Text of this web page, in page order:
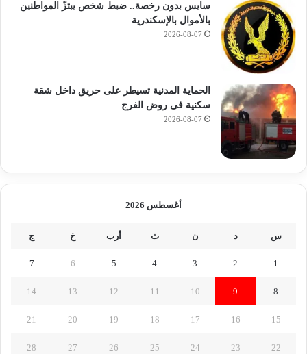
سايس بدون رخصة.. ضبط شخص يبتزّ المواطنين
بالأموال بالإسكندرية
2026-08-07
الحماية المدنية تسيطر على حريق داخل شقة
سكنية فى روض الفرج
2026-08-07
أغسطس 2026
س د ن ث أرب خ ج
1
2
3
4
5
6
7
8
9
10
11
12
13
14
15
16
17
18
19
20
21
22
23
24
25
26
27
28